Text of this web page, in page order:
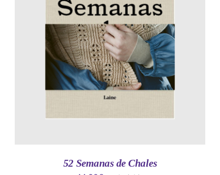
AÑADIR AL CARRITO
/
DETALLES
52 Semanas de Chales